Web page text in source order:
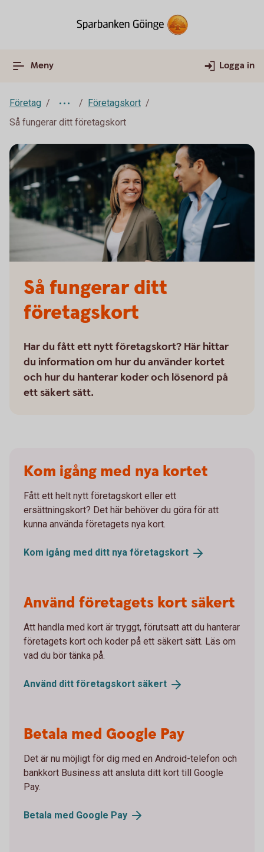
Meny Logga in
Företag
Företagskort
Så fungerar ditt företagskort
Så fungerar ditt
företagskort
Har du fått ett nytt företagskort? Här hittar
du information om hur du använder kortet
och hur du hanterar koder och lösenord på
ett säkert sätt.
Kom igång med nya kortet
Fått ett helt nytt företagskort eller ett
ersättningskort? Det här behöver du göra för att
kunna använda företagets nya kort.
Kom igång med ditt nya företagskort
Använd företagets kort säkert
Att handla med kort är tryggt, förutsatt att du hanterar
företagets kort och koder på ett säkert sätt. Läs om
vad du bör tänka på.
Använd ditt företagskort säkert
Betala med Google Pay
Det är nu möjligt för dig med en Android-telefon och
bankkort Business att ansluta ditt kort till Google
Pay.
Betala med Google Pay